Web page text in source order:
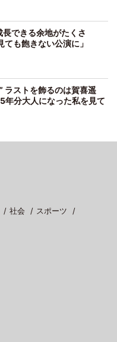
できる余地がたくさ
も飽きない公演に」
ラストを飾るのは賀喜遥
分大人になった私を見て
社会
スポーツ